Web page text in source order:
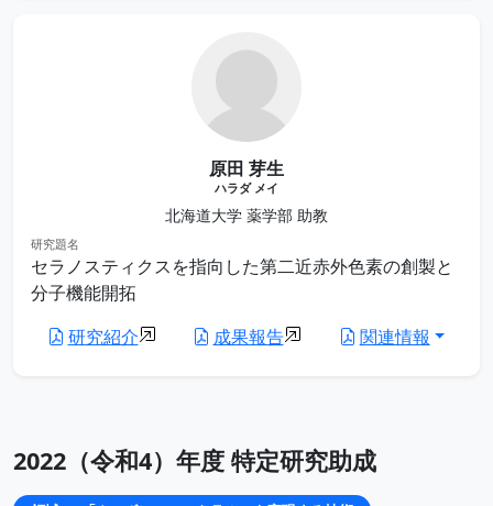
原田 芽生
ハラダ メイ
北海道大学 薬学部 助教
研究題名
セラノスティクスを指向した第二近赤外色素の創製と
分子機能開拓
研究紹介
成果報告 関連情報
2022（令和4）年度 特定研究助成